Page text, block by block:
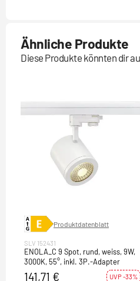
Ähnliche Produkte
Diese Produkte könnten dir
Produktdatenblatt
SLV 152431
ENOLA_C 9 Spot, rund, weiss, 9W,
3000K, 55°, inkl. 3P.-Adapter
141,71 € UVP -33%